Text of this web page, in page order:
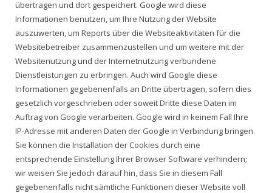
übertragen und dort gespeichert. Google wird diese
Informationen benutzen, um Ihre Nutzung der Website
auszuwerten, um Reports über die Websiteaktivitäten für die
Websitebetreiber zusammenzustellen und um weitere mit der
Websitenutzung und der Internetnutzung verbundene
Dienstleistungen zu erbringen. Auch wird Google diese
Informationen gegebenenfalls an Dritte übertragen, sofern dies
gesetzlich vorgeschrieben oder soweit Dritte diese Daten im
Auftrag von Google verarbeiten. Google wird in keinem Fall Ihre
IP-Adresse mit anderen Daten der Google in Verbindung bringen.
Sie können die Installation der Cookies durch eine
entsprechende Einstellung Ihrer Browser Software verhindern;
wir weisen Sie jedoch darauf hin, dass Sie in diesem Fall
gegebenenfalls nicht sämtliche Funktionen dieser Website voll